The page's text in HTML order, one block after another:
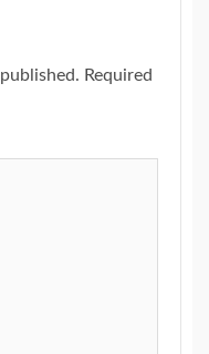
Required